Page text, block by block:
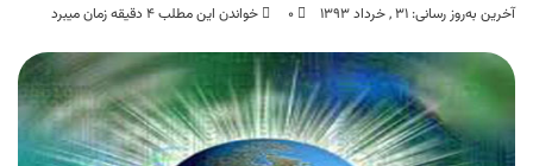
آخرین به‌روز رسانی: ۳۱ , خرداد ۱۳۹۳ ۰ خواندن این مطلب ۴ دقیقه زمان میبرد